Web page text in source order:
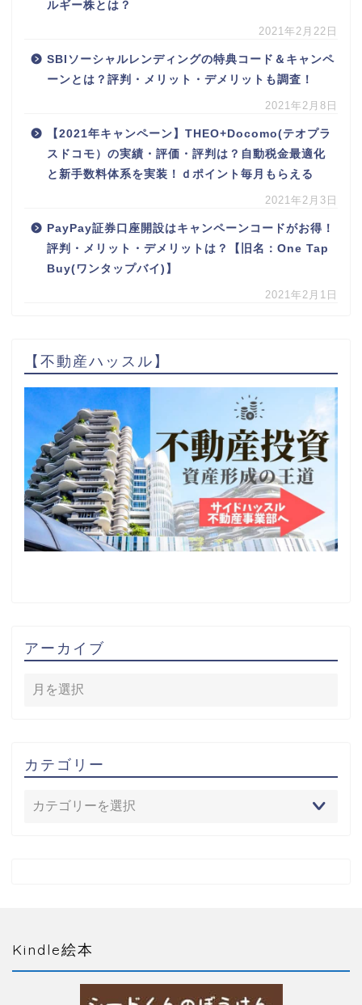
ルギー株とは？
2021年2月22日
SBIソーシャルレンディングの特典コード＆キャンペ
ーンとは？評判・メリット・デメリットも調査！
2021年2月8日
【2021年キャンペーン】THEO+Docomo(テオプラ
スドコモ）の実績・評価・評判は？自動税金最適化
と新手数料体系を実装！ｄポイント毎月もらえる
2021年2月3日
PayPay証券口座開設はキャンペーンコードがお得！
評判・メリット・デメリットは？【旧名：One Tap
Buy(ワンタップバイ)】
2021年2月1日
【不動産ハッスル】
アーカイブ
カテゴリー
Kindle絵本